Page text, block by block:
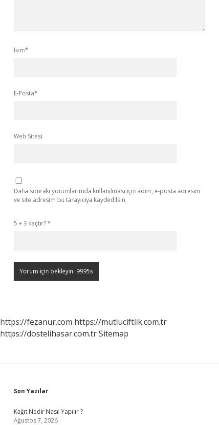
İsim*
E-Posta*
Web Sitesi
Daha sonraki yorumlarımda kullanılması için adım, e-posta adresim
ve site adresim bu tarayıcıya kaydedilsin.
5 + 3 kaçtır?*
https://fezanur.com https://mutluciftlik.com.tr
https://dostelihasar.com.trSitemap
Sidebar
Son Yazılar
Kağıt Nedir Nasıl Yapılır ?
Ağustos 7, 2026